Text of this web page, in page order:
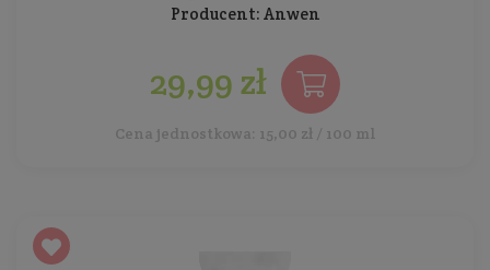
Producent: Anwen
29,99 zł
Cena jednostkowa: 15,00 zł / 100 ml